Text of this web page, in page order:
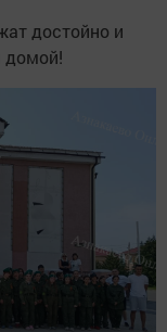
достойно и
домой!